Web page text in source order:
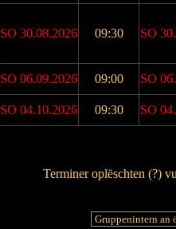
SO 30.08.2026 09:30 SO
SO 06.09.2026 09:00 SO
SO 04.10.2026 09:30 SO
Terminer oplëschten (?)